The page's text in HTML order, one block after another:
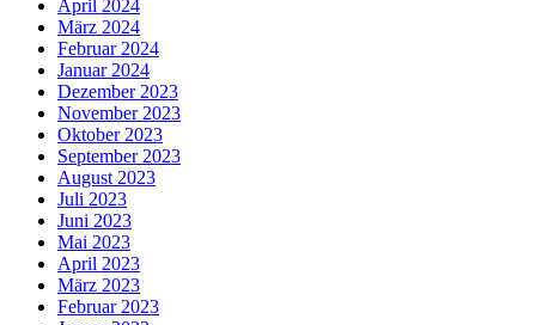
April 2024
März 2024
Februar 2024
Januar 2024
Dezember 2023
November 2023
Oktober 2023
September 2023
August 2023
Juli 2023
Juni 2023
Mai 2023
April 2023
März 2023
Februar 2023